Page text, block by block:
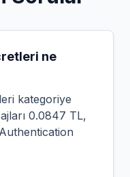
ne
kategoriye
0.0847 TL,